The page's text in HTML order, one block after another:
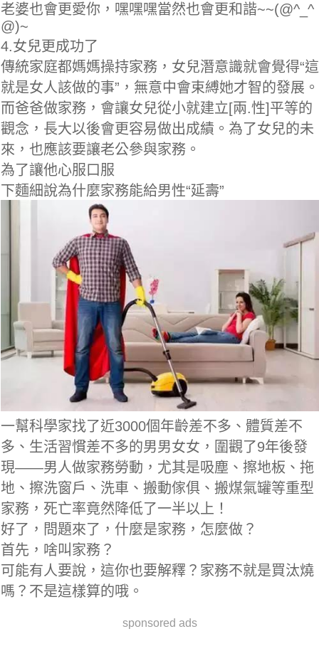
老婆也會更愛你，嘿嘿嘿當然也會更和諧~~(@^_^
@)~
4.女兒更成功了
傳統家庭都媽媽操持家務，女兒潛意識就會覺得“這
就是女人該做的事”，無意中會束縛她才智的發展。
而爸爸做家務，會讓女兒從小就建立[兩.性]平等的
觀念，長大以後會更容易做出成績。為了女兒的未
來，也應該要讓老公參與家務。
為了讓他心服口服
下麵細說為什麼家務能給男性“延壽”
一幫科學家找了近3000個年齡差不多、體質差不
多、生活習慣差不多的男男女女，圍觀了9年後發
現——男人做家務勞動，尤其是吸塵、擦地板、拖
地、擦洗窗戶、洗車、搬動傢俱、搬煤氣罐等重型
家務，死亡率竟然降低了一半以上！
好了，問題來了，什麼是家務，怎麼做？
首先，啥叫家務？
可能有人要說，這你也要解釋？家務不就是買汰燒
嗎？不是這樣算的哦。
sponsored ads